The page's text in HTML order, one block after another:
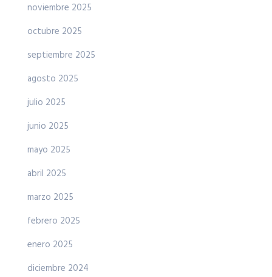
noviembre 2025
octubre 2025
septiembre 2025
agosto 2025
julio 2025
junio 2025
mayo 2025
abril 2025
marzo 2025
febrero 2025
enero 2025
diciembre 2024